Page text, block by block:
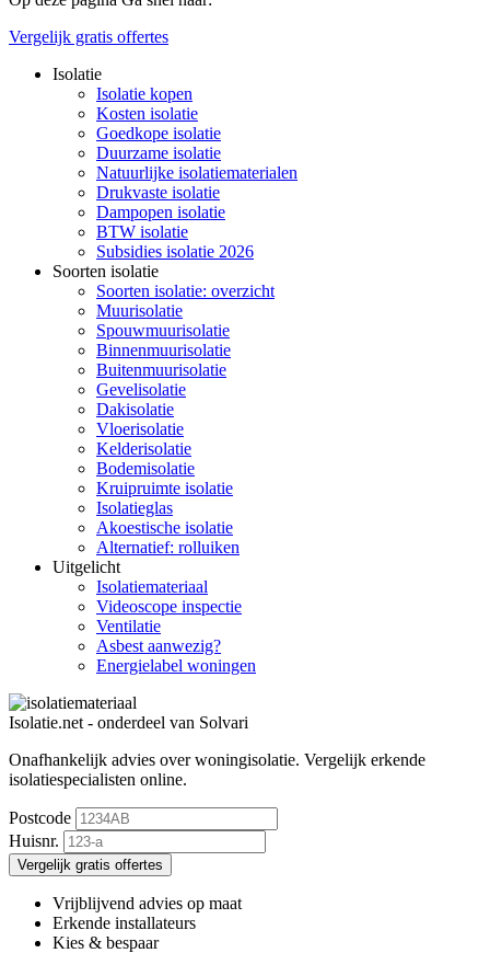
Vergelijk gratis offertes
Isolatie
Isolatie kopen
Kosten isolatie
Goedkope isolatie
Duurzame isolatie
Natuurlijke isolatiematerialen
Drukvaste isolatie
Dampopen isolatie
BTW isolatie
Subsidies isolatie 2026
Soorten isolatie
Soorten isolatie: overzicht
Muurisolatie
Spouwmuurisolatie
Binnenmuurisolatie
Buitenmuurisolatie
Gevelisolatie
Dakisolatie
Vloerisolatie
Kelderisolatie
Bodemisolatie
Kruipruimte isolatie
Isolatieglas
Akoestische isolatie
Alternatief: rolluiken
Uitgelicht
Isolatiemateriaal
Videoscope inspectie
Ventilatie
Asbest aanwezig?
Energielabel woningen
Isolatie.net - onderdeel van Solvari
Onafhankelijk advies over woningisolatie. Vergelijk erkende
isolatiespecialisten online.
Postcode
Huisnr.
Vergelijk gratis offertes
Vrijblijvend advies op maat
Erkende installateurs
Kies & bespaar